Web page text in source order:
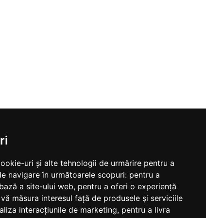
uri și alte tehnologii de urmărire pentru a
navigare în următoarele scopuri: pentru a
a site-ului web, pentru a oferi o experiență
măsura interesul față de produsele și serviciile
interacțiunile de marketing, pentru a livra